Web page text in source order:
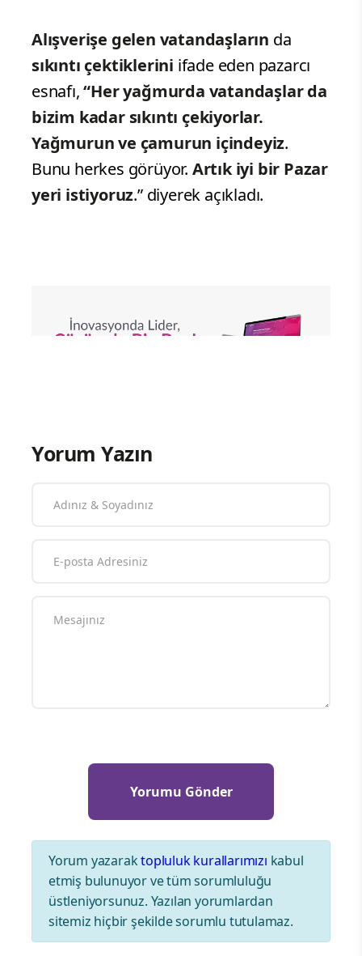
Alışverişe gelen vatandaşların da
sıkıntı çektiklerini ifade eden pazarcı
esnafı,“Her yağmurda vatandaşlar da
bizim kadar sıkıntı çekiyorlar.
Yağmurun ve çamurun içindeyiz.
Bunu herkes görüyor. Artık iyi bir Pazar
yeri istiyoruz.” diyerek açıkladı.
Yorum Yazın
Yorum yazaraktopluluk kurallarımızı kabul
etmiş bulunuyor ve tüm sorumluluğu
üstleniyorsunuz. Yazılan yorumlardan
sitemiz hiçbir şekilde sorumlu tutulamaz.